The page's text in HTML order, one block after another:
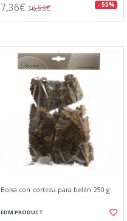
7,36€ 16,53€ - 55%
Bolsa con corteza para belén 250 g
EDM PRODUCT